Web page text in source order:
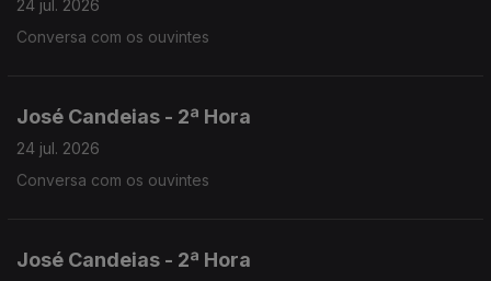
24 jul. 2026
Conversa com os ouvintes
José Candeias - 2ª Hora
24 jul. 2026
Conversa com os ouvintes
José Candeias - 2ª Hora